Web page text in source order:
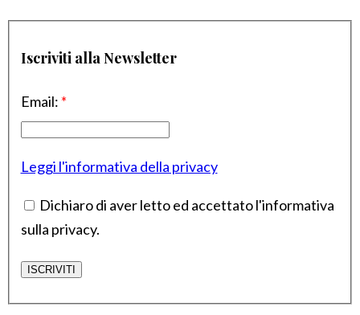
Iscriviti alla Newsletter
Email: *
Leggi l'informativa della privacy
Dichiaro di aver letto ed accettato l'informativa
sulla privacy.